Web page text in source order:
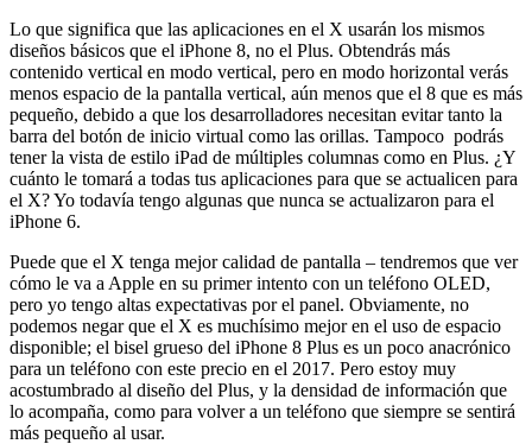
Lo que significa que las aplicaciones en el X usarán los mismos
diseños básicos que el iPhone 8, no el Plus. Obtendrás más
contenido vertical en modo vertical, pero en modo horizontal verás
menos espacio de la pantalla vertical, aún menos que el 8 que es más
pequeño, debido a que los desarrolladores necesitan evitar tanto la
barra del botón de inicio virtual como las orillas. Tampoco podrás
tener la vista de estilo iPad de múltiples columnas como en Plus. ¿Y
cuánto le tomará a todas tus aplicaciones para que se actualicen para
el X? Yo todavía tengo algunas que nunca se actualizaron para el
iPhone 6.
Puede que el X tenga mejor calidad de pantalla – tendremos que ver
cómo le va a Apple en su primer intento con un teléfono OLED,
pero yo tengo altas expectativas por el panel. Obviamente, no
podemos negar que el X es muchísimo mejor en el uso de espacio
disponible; el bisel grueso del iPhone 8 Plus es un poco anacrónico
para un teléfono con este precio en el 2017. Pero estoy muy
acostumbrado al diseño del Plus, y la densidad de información que
lo acompaña, como para volver a un teléfono que siempre se sentirá
más pequeño al usar.